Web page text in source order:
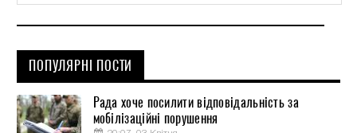
ПОПУЛЯРНІ ПОСТИ
Рада хоче посилити відповідальність за
мобілізаційні порушення